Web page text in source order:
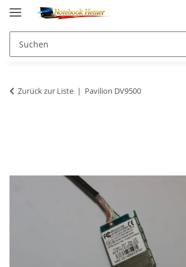
Zurück zur Liste Pavilion DV9500